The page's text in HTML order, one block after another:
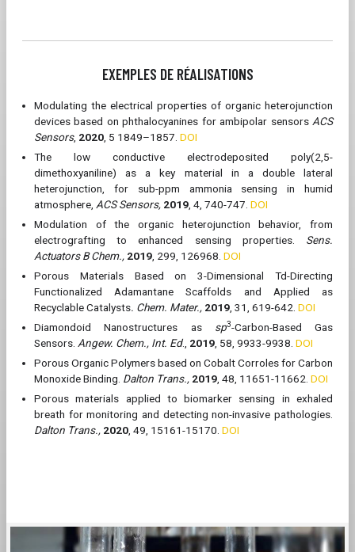
EXEMPLES DE RÉALISATIONS
Modulating the electrical properties of organic heterojunction
devices based on phthalocyanines for ambipolar sensors ACS
Sensors, 2020 , 5 1849–1857. DOI
The low conductive electrodeposited poly(2,5-
dimethoxyaniline) as a key material in a double lateral
heterojunction, for sub-ppm ammonia sensing in humid
atmosphere, ACS Sensors, 2019 , 4, 740-747. DOI
Modulation of the organic heterojunction behavior, from
electrografting to enhanced sensing properties. Sens.
Actuators B Chem., 2019 299, 126968. DOI
Porous Materials Based on 3-​Dimensional Td-​Directing
Functionalized Adamantane Scaffolds and Applied as
Recyclable Catalysts. Chem. Mater., 2019 , 31, 619-642. DOI
Diamondoid Nanostructures as sp3-Carbon-Based Gas
Sensors. Angew. Chem., Int. Ed., 2019 , 58, 9933-9938. DOI
Porous Organic Polymers based on Cobalt Corroles for Carbon
Monoxide Binding. Dalton Trans., 2019 , 48, 11651-11662. DOI
Porous materials applied to biomarker sensing in exhaled
breath for monitoring and detecting non-invasive pathologies.
Dalton Trans., 2020 , 49, 15161-15170. DOI